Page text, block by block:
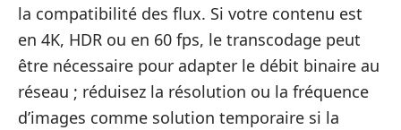
la compatibilité des flux. Si votre contenu est
en 4K, HDR ou en 60 fps, le transcodage peut
être nécessaire pour adapter le débit binaire au
réseau ; réduisez la résolution ou la fréquence
d’images comme solution temporaire si la